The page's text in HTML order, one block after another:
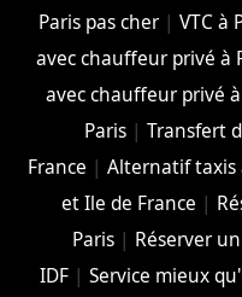
Paris pas cher |VTC à
avec chauffeur privé à
avec chauffeur privé
Paris| Transfert
France |Alternatif taxis
et Ile de France |
Paris | Réserver
IDF |Service mieux